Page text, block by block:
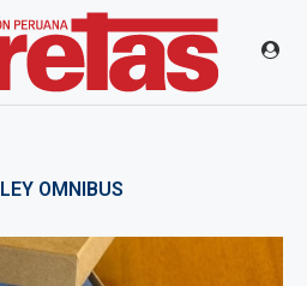
LEY OMNIBUS